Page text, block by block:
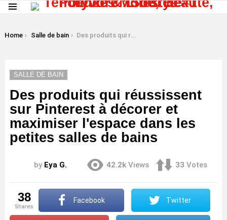
You are here:
Home Salle de bain Des produits qui réussissent sur Pinterest à décorer et maximiser l'espace dans les petites salles de bains
SALLE DE BAIN
Des produits qui réussissent
sur Pinterest à décorer et
maximiser l'espace dans les
petites salles de bains
by Eya G. 42.2k Views 33 Votes
38
shares
Facebook Twitter